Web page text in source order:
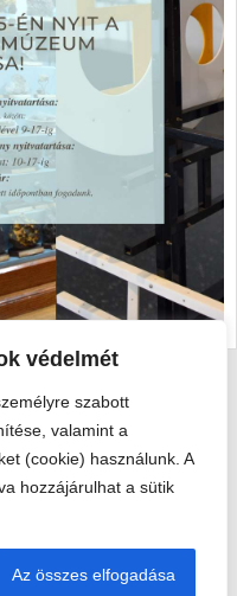
védelmét
szabott
valamint a
(cookie) használunk. A
hozzájárulhat a sütik
Az összes elfogadása
· Telefon: